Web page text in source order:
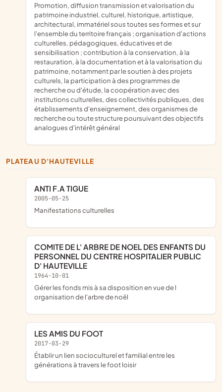
promotion, diffusion transmission et valorisation du
patrimoine industriel, culturel, historique, artistique,
architectural, immatériel sous toutes ses formes et sur
l'ensemble du territoire français ; organisation d'actions
culturelles, pédagogiques, éducatives et de
sensibilisation ; contribution à la conservation, à la
restauration, à la documentation et à la valorisation du
patrimoine, notamment par le soutien à des projets
culturels, la participation à des programmes de
recherche ou d'étude, la coopération avec des
institutions culturelles, des collectivités publiques, des
établissements d'enseignement, des organismes de
recherche ou toute structure poursuivant des objectifs
analogues d'intérêt général
PLATEAU D'HAUTEVILLE
ANTI F.A TIGUE
2005-05-25
manifestations culturelles
COMITE DE L' ARBRE DE NOEL DES ENFANTS DU
PERSONNEL DU CENTRE HOSPITALIER PUBLIC
D' HAUTEVILLE
1964-10-01
gérer les fonds mis à sa disposition en vue de l
organisation de l'arbre de noël
LES AMIS DU FOOT
2017-03-29
établir un lien socioculturel et familial entre les
générations à travers le foot loisir